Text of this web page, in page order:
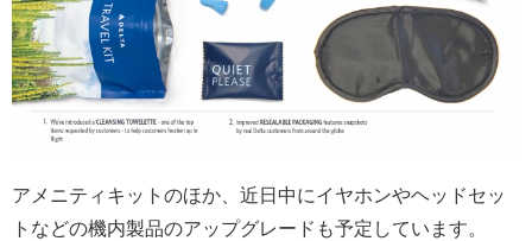
アメニティキットのほか、近日中にイヤホンやヘッドセッ
トなどの機内製品のアップグレードも予定しています。